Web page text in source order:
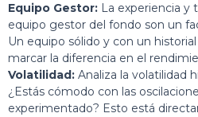
Equipo Gestor: La experiencia y
equipo gestor del fondo son un
Un equipo sólido y con un
marcar la diferencia en el
Volatilidad: Analiza la volatilidad
¿Estás cómodo con las
experimentado? Esto está